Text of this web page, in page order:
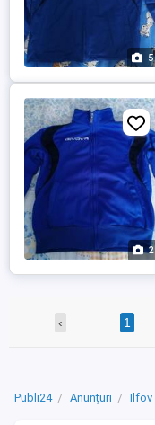
5
2
‹ 1
Publi24 Anunțuri Ilfov